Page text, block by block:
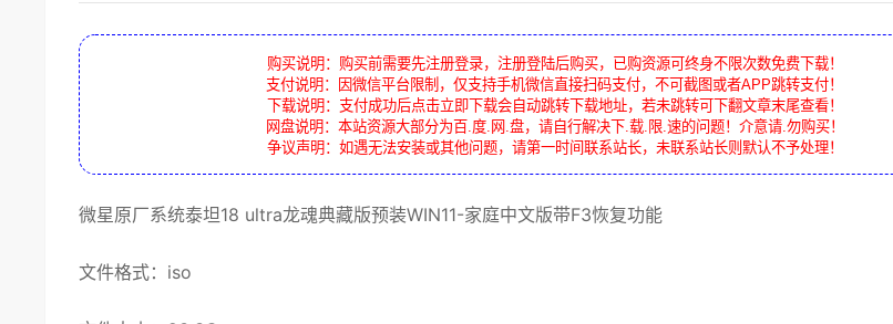
购买说明：购买前需要先注册登录，注册登陆后购买，已购资源可终身不限次数免费下载！
支付说明：因微信平台限制，仅支持手机微信直接扫码支付，不可截图或者APP跳转支付！
下载说明：支付成功后点击立即下载会自动跳转下载地址，若未跳转可下翻文章末尾查看！
网盘说明：本站资源大部分为百.度.网.盘，请自行解决下.载.限.速的问题！介意请.勿购买！
争议声明：如遇无法安装或其他问题，请第一时间联系站长，未联系站长则默认不予处理！
微星原厂系统泰坦18 ultra龙魂典藏版预装WIN11-家庭中文版带F3恢复功能
文件格式：iso